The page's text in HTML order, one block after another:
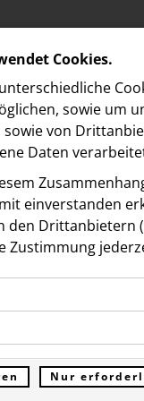
Bülow
zum
Cookies.
sowie um
von
Daten
ein­ver­standen
den Drittanbietern
Zustimmung
ermöglichen
der
Daten und
erfassen
unsere Besucher
Nur